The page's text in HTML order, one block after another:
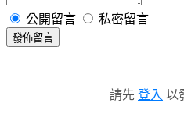
公開留言 私密留言
發佈留言
請先 登入 以